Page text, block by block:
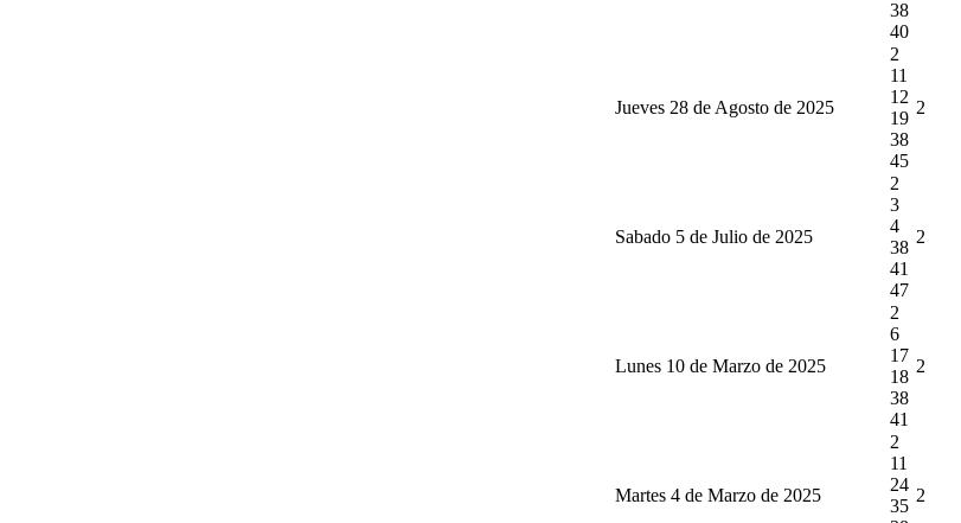
38
40
Jueves 28 de Agosto de 2025
2
11
12
19
38
45
2
Sabado 5 de Julio de 2025
2
3
4
38
41
47
2
Lunes 10 de Marzo de 2025
2
6
17
18
38
41
2
Martes 4 de Marzo de 2025
2
11
24
35
2